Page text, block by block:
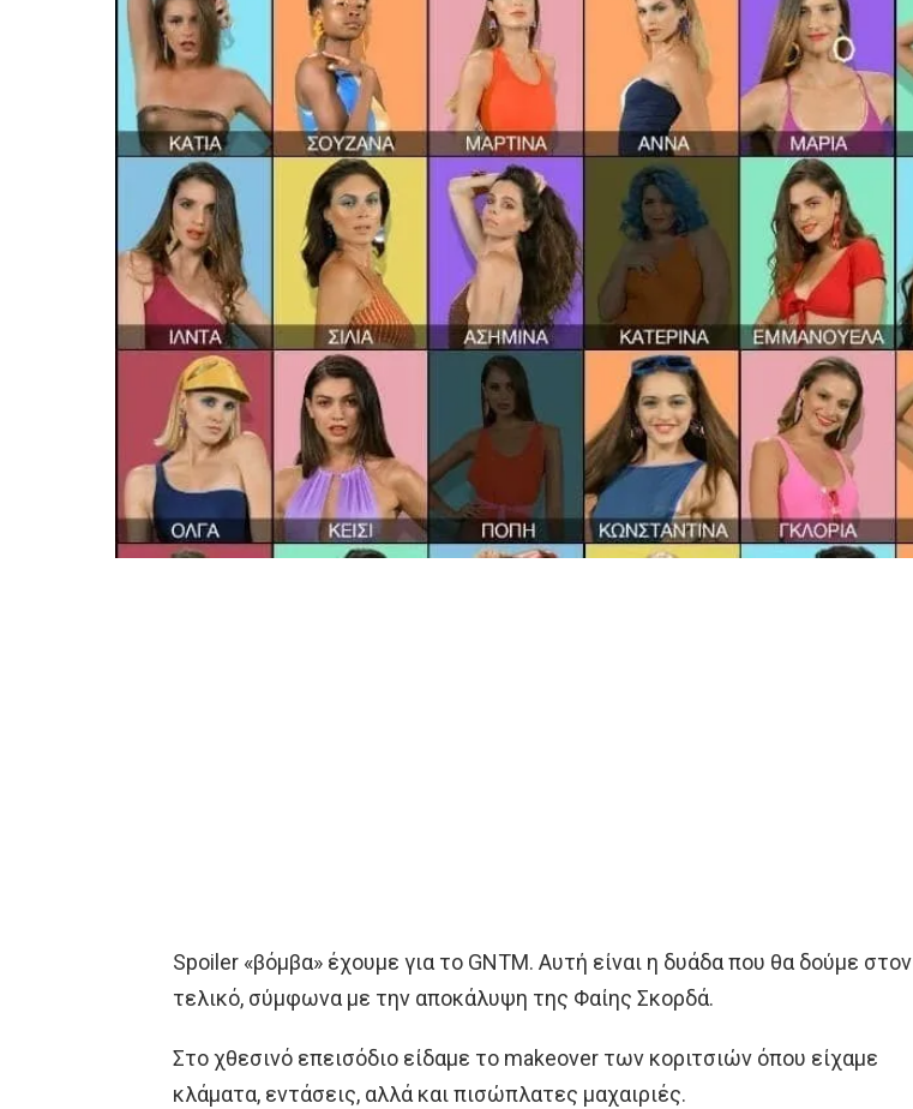
Spoiler «βόμβα» έχουμε για το GNTM. Αυτή είναι η δυάδα που θα δούμε στον
τελικό, σύμφωνα με την αποκάλυψη της Φαίης Σκορδά.
Στο χθεσινό επεισόδιο είδαμε το makeover των κοριτσιών όπου είχαμε
κλάματα, εντάσεις, αλλά και πισώπλατες μαχαιριές.